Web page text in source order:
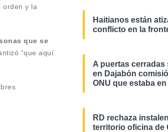
orden y la
que se
“que aquí
Haitianos están
conflicto en la
A puertas cerradas
en Dajabón
ONU que estaba
RD rechaza
territorio oficina de